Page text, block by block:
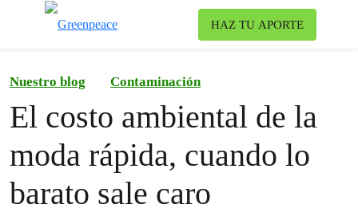
HAZ TU APORTE
Nuestro blog Contaminación
El costo ambiental de la
moda rápida, cuando lo
barato sale caro